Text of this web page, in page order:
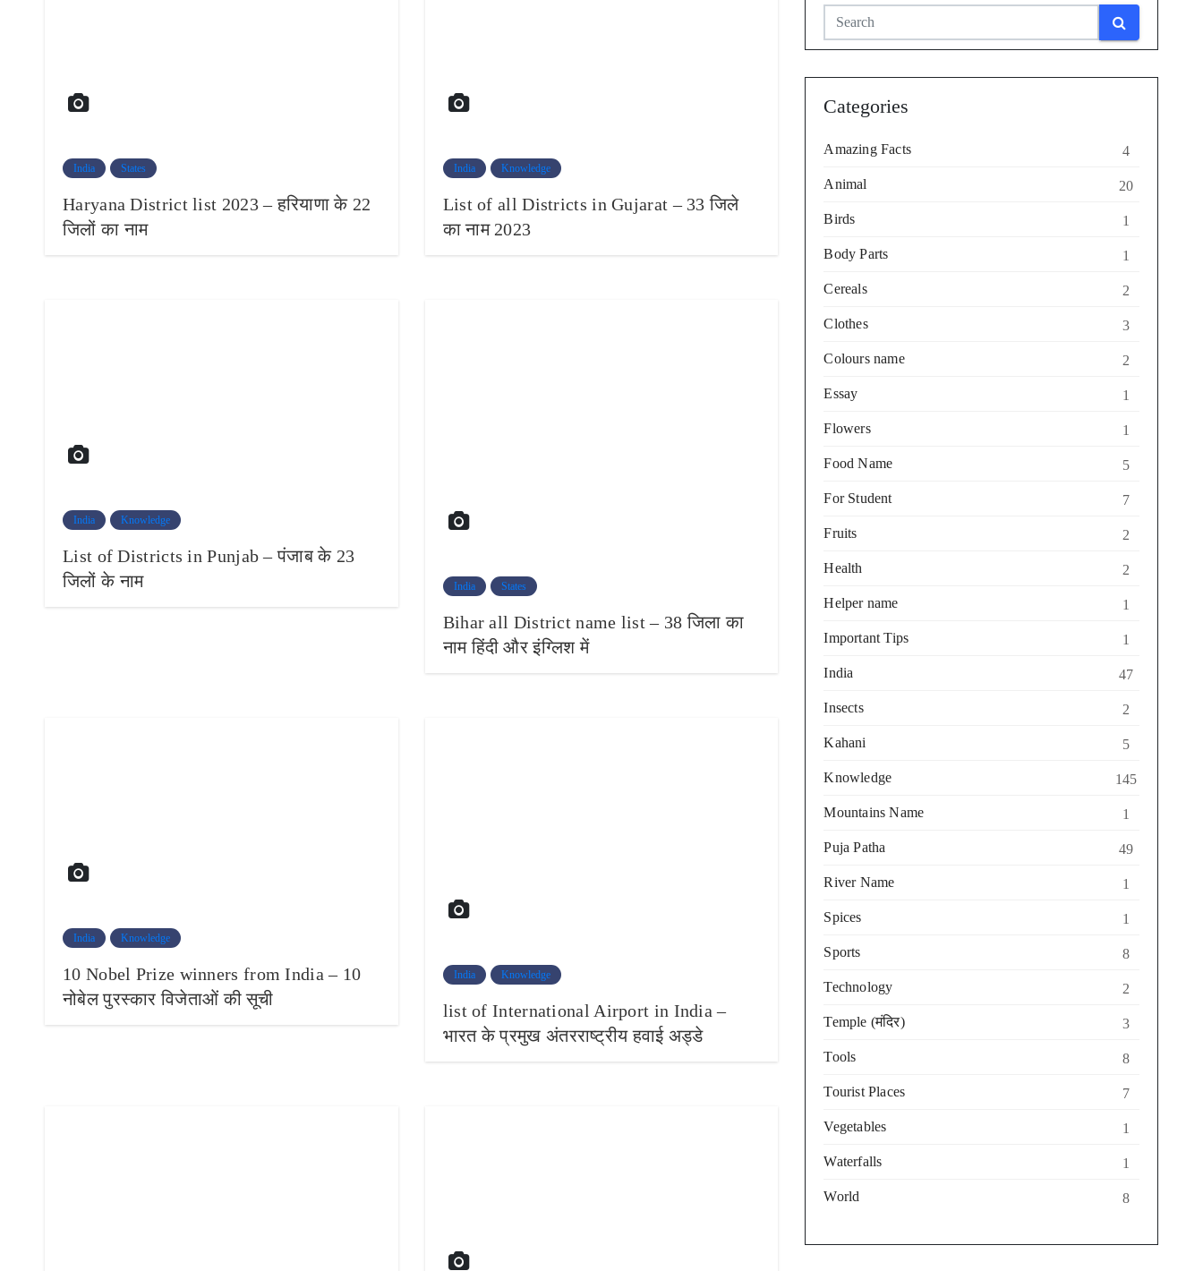
India States
Haryana District list 2023 – हरियाणा के 22
जिलों का नाम
India Knowledge
List of all Districts in Gujarat – 33 जिले
का नाम 2023
India Knowledge
List of Districts in Punjab – पंजाब के 23
जिलों के नाम
India States
Bihar all District name list – 38 जिला का
नाम हिंदी और इंग्लिश में
India Knowledge
10 Nobel Prize winners from India – 10
नोबेल पुरस्कार विजेताओं की सूची
India Knowledge
list of International Airport in India –
भारत के प्रमुख अंतरराष्ट्रीय हवाई अड्डे
Categories
Amazing Facts 4
Animal 20
Birds 1
Body Parts 1
Cereals 2
Clothes 3
Colours name 2
Essay 1
Flowers 1
Food Name 5
For Student 7
Fruits 2
Health 2
Helper name 1
Important Tips 1
India 47
Insects 2
Kahani 5
Knowledge 145
Mountains Name 1
Puja Patha 49
River Name 1
Spices 1
Sports 8
Technology 2
Temple (मंदिर) 3
Tools 8
Tourist Places 7
Vegetables 1
Waterfalls 1
World 8